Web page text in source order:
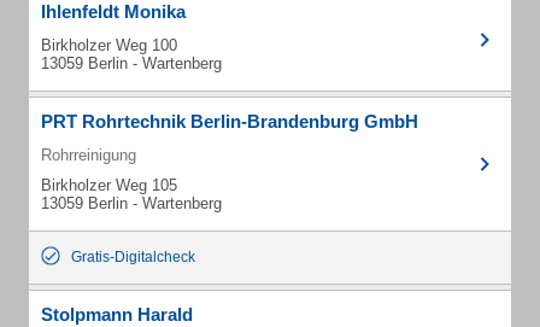
Ihlenfeldt Monika
Birkholzer Weg 100
13059 Berlin - Wartenberg
PRT Rohrtechnik Berlin-Brandenburg GmbH
Rohrreinigung
Birkholzer Weg 105
13059 Berlin - Wartenberg
Gratis-Digitalcheck
Stolpmann Harald